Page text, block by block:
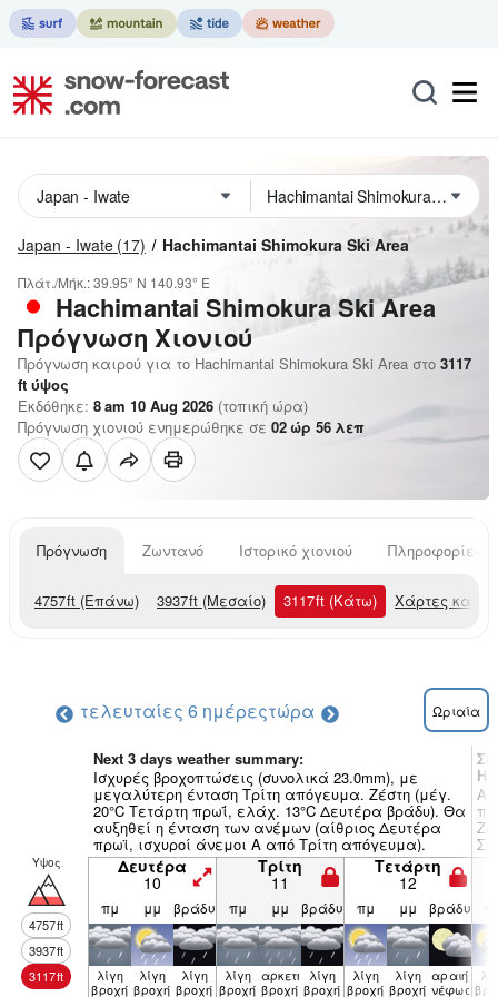
Japan - Iwate (17) Hachimantai Shimokura Ski Area
Πλάτ./Μήκ.:39.95° N 140.93° E
Hachimantai Shimokura Ski Area
Πρόγνωση Χιονιού
Πρόγνωση καιρού για το Hachimantai Shimokura Ski Area στο 3117
ft ύψος
Εκδόθηκε: 8 am 10 Aug 2026 (τοπική ώρα)
Πρόγνωση χιονιού ενημερώθηκε σε 02ώρ 56 λεπ
Πρόγνωση Ζωντανό Ιστορικό χιονιού Πληροφορίες
4757ft (Επάνω) 3937ft (Μεσαίο) 3117ft (Κάτω) Χάρτες
τελευταίες 6 ημέρεςτώρα Ωριαία
Next 3 days weather summary:
Ισχυρές βροχοπτώσεις (συνολικά 23.0mm), με
μεγαλύτερη ένταση Τρίτη απόγευμα. Ζέστη (μέγ.
20°C Τετάρτη πρωΐ, ελάχ. 13°C Δευτέρα βράδυ). Θα
αυξηθεί η ένταση των ανέμων (αίθριος Δευτέρα
πρωϊ, ισχυροί άνεμοι Α από Τρίτη απόγευμα).
Υψος
4757ft
3937ft
3117ft
Δευτέρα
10
Τρίτη
11
Τετάρτη
12
πμ μμ βράδυ πμ μμ βράδυ πμ μμ βράδυ
λίγη
βροχή
λίγη
βροχή
λίγη
βροχή
λίγη
βροχή
αρκετή
βροχή
λίγη
βροχή
λίγη
βροχή
λίγη
βροχή
αραιή
νέφωση